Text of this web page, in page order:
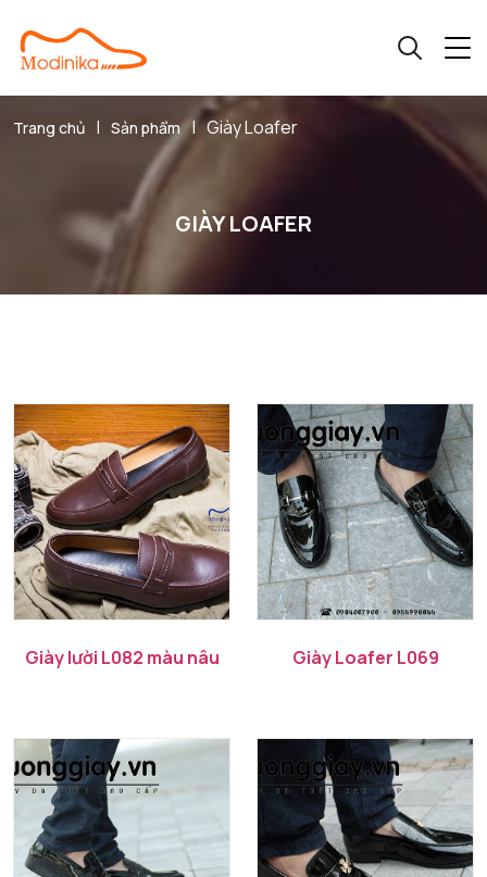
Trang chủ | Sản phẩm | Giày Loafer
GIÀY LOAFER
Giày lười L082 màu nâu Giày Loafer L069